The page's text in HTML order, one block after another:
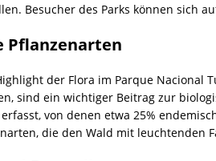
Besucher des Parks können sich
Pflanzenarten
der Flora im Parque Nacional
sind ein wichtiger Beitrag zur
von denen etwa 25%
die den Wald mit leuchtenden